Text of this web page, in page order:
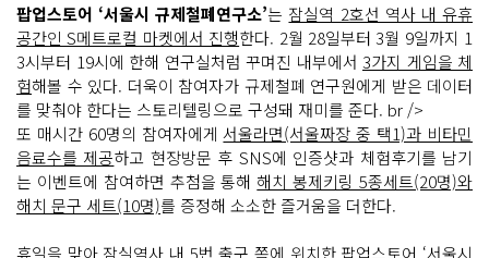
팝업스토어 ‘서울시 규제철폐연구소’는 잠실역 2호선 역사 내 유휴
공간인 S메트로컬 마켓에서 진행한다. 2월 28일부터 3월 9일까지 1
3시부터 19시에 한해 연구실처럼 꾸며진 내부에서 3가지 게임을 체
험해볼 수 있다. 더욱이 참여자가 규제철폐 연구원에게 받은 데이터
를 맞춰야 한다는 스토리텔링으로 구성돼 재미를 준다. br />
또 매시간 60명의 참여자에게서울라면(서울짜장 중 택1)과 비타민
음료수를 제공하고 현장방문 후 SNS에 인증샷과 체험후기를 남기
는 이벤트에 참여하면 추첨을 통해 해치 봉제키링 5종세트(20명)와
해치 문구 세트(10명)를 증정해 소소한 즐거움을 더한다.
휴일을 맞아 잠실역사 내 5번 출구 쪽에 위치한 팝업스토어 ‘서울시